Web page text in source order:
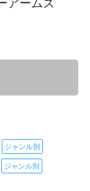
アームズ
ジャンル別
ジャンル別